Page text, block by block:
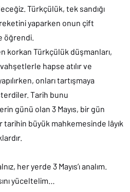
Türkçülük, tek sandığı
yaparken onun çift
öğrendi.
korkan Türkçülük düşmanları,
hapse atılır ve
onları tartışmaya
Tarih bunu
günü olan 3 Mayıs, bir gün
büyük mahkemesinde lâyık
her yerde 3 Mayıs’ı analım.
yüceltelim…